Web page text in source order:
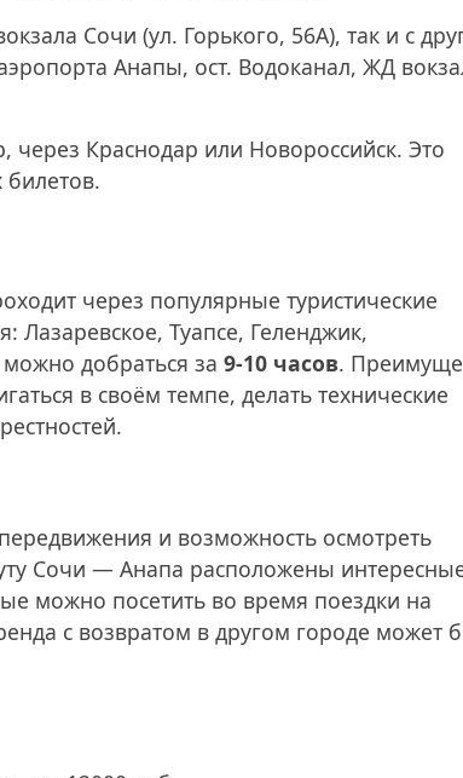
Сочи (ул. Горького, 56А), так и с
Анапы, ост. Водоканал, ЖД
Краснодар или Новороссийск. Это
через популярные туристические
Туапсе, Геленджик,
добраться за 9-10 часов.
в своём темпе, делать технические
и возможность осмотреть
Сочи — Анапа расположены
можно посетить во время поездки на
с возвратом в другом городе может